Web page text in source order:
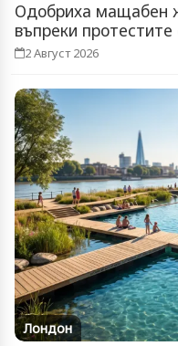
Одобриха мащабен
въпреки
2 Август 2026
Лондон